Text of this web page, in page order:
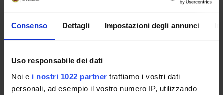
Consenso Dettagli Impostazioni degli annunci
Uso responsabile dei dati
Noi e i nostri 1022 partner trattiamo i vostri dati
personali, ad esempio il vostro numero IP, utilizzando
GOVERNANCE
COMMISSIONI